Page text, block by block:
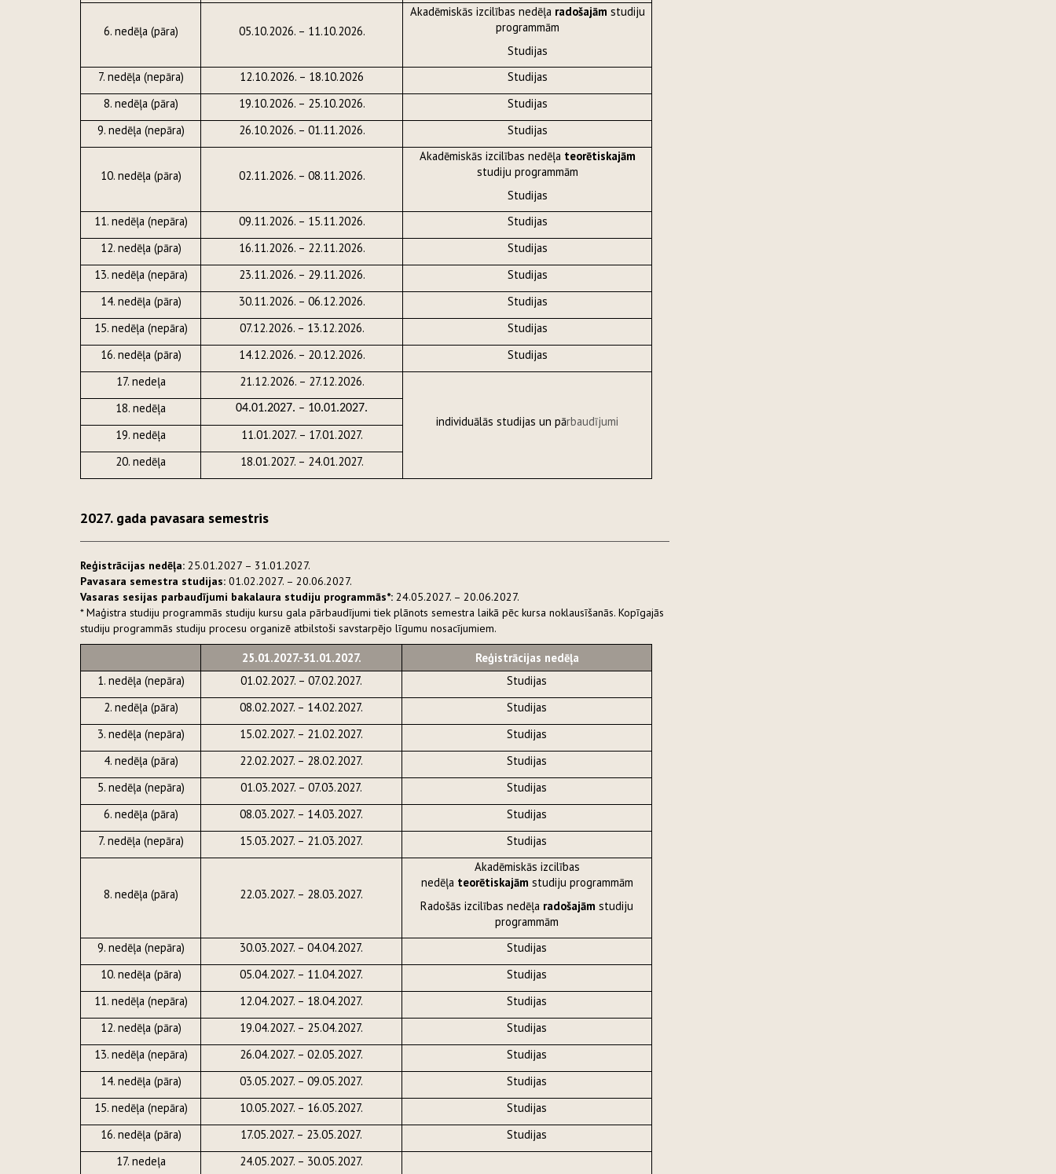
6. nedēļa (pāra) 05.10.2026. – 11.10.2026.
Akadēmiskās izcilības nedēļa radošajām studiju
programmām
Studijas
7. nedēļa (nepāra)
12.10.2026. – 18.10.2026
Studijas
8. nedēļa (pāra)
19.10.2026. – 25.10.2026.
Studijas
9. nedēļa (nepāra)
26.10.2026. – 01.11.2026. Studijas
10. nedēļa (pāra) 02.11.2026. – 08.11.2026.
Akadēmiskās izcilības nedēļa teorētiskajām
studiju programmām
Studijas
11. nedēļa (nepāra)
09.11.2026. – 15.11.2026.
Studijas
12. nedēļa (pāra)
16.11.2026. – 22.11.2026.
Studijas
13. nedēļa (nepāra)
23.11.2026. – 29.11.2026.
Studijas
14. nedēļa (pāra)
30.11.2026. – 06.12.2026.
Studijas
15. nedēļa (nepāra)
07.12.2026. – 13.12.2026.
Studijas
16. nedēļa (pāra)
14.12.2026. – 20.12.2026.
Studijas
17. nedeļa
21.12.2026. – 27.12.2026.
individuālās studijas un pārbaudījumi
18. nedēļa 04.01.2027. – 10.01.2027.
19. nedēļa
11.01.2027. – 17.01.2027.
20. nedēļa
18.01.2027. – 24.01.2027.
2027. gada pavasara semestris
Reģistrācijas nedēļa: 25.01.2027 – 31.01.2027.
Pavasara semestra studijas: 01.02.2027. – 20.06.2027.
Vasaras sesijas parbaudījumi bakalaura studiju programmās*: 24.05.2027. – 20.06.2027.
* Maģistra studiju programmās studiju kursu gala pārbaudījumi tiek plānots semestra laikā pēc kursa noklausīšanās. Kopīgajās
studiju programmās studiju procesu organizē atbilstoši savstarpējo līgumu nosacījumiem.
25.01.2027.-31.01.2027.
Reģistrācijas nedēļa
1. nedēļa (nepāra)
01.02.2027. – 07.02.2027.
Studijas
2. nedēļa (pāra)
08.02.2027. – 14.02.2027.
Studijas
3. nedēļa (nepāra)
15.02.2027. – 21.02.2027.
Studijas
4. nedēļa (pāra)
22.02.2027. – 28.02.2027.
Studijas
5. nedēļa (nepāra)
01.03.2027. – 07.03.2027.
Studijas
6. nedēļa (pāra)
08.03.2027. – 14.03.2027.
Studijas
7. nedēļa (nepāra)
15.03.2027. – 21.03.2027. Studijas
8. nedēļa (pāra) 22.03.2027. – 28.03.2027.
Akadēmiskās izcilības
nedēļa teorētiskajām studiju programmām
Radošās izcilības nedēļa radošajām studiju
programmām
9. nedēļa (nepāra)
30.03.2027. – 04.04.2027.
Studijas
10. nedēļa (pāra)
05.04.2027. – 11.04.2027.
Studijas
11. nedēļa (nepāra)
12.04.2027. – 18.04.2027.
Studijas
12. nedēļa (pāra)
19.04.2027. – 25.04.2027.
Studijas
13. nedēļa (nepāra)
26.04.2027. – 02.05.2027.
Studijas
14. nedēļa (pāra)
03.05.2027. – 09.05.2027.
Studijas
15. nedēļa (nepāra)
10.05.2027. – 16.05.2027.
Studijas
16. nedēļa (pāra)
17.05.2027. – 23.05.2027.
Studijas
17. nedeļa
24.05.2027. – 30.05.2027.